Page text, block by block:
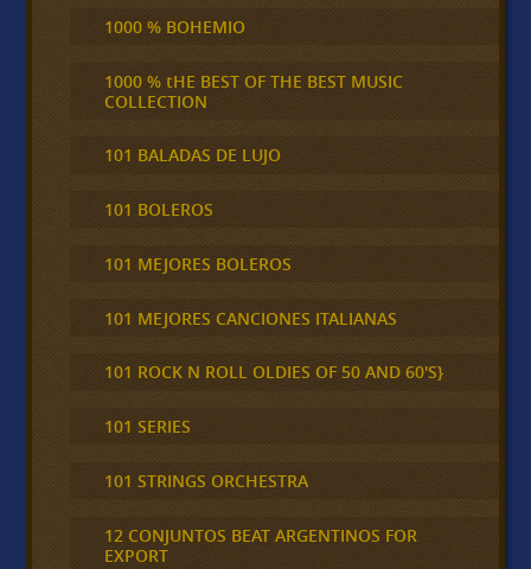
1000 % BOHEMIO
1000 % tHE BEST OF THE BEST MUSIC
COLLECTION
101 BALADAS DE LUJO
101 BOLEROS
101 MEJORES BOLEROS
101 MEJORES CANCIONES ITALIANAS
101 ROCK N ROLL OLDIES OF 50 AND 60'S}
101 SERIES
101 STRINGS ORCHESTRA
12 CONJUNTOS BEAT ARGENTINOS FOR
EXPORT